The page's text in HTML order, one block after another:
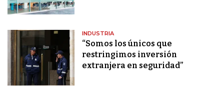
INDUSTRIA
“Somos los únicos que
restringimos inversión
extranjera en seguridad”